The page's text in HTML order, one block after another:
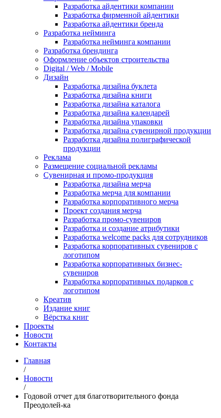
Разработка айдентики компании
Разработка фирменной айдентики
Разработка айдентики бренда
Разработка нейминга
Разработка нейминга компании
Разработка брендинга
Оформление объектов строительства
Digital / Web / Mobile
Дизайн
Разработка дизайна буклета
Разработка дизайна книги
Разработка дизайна каталога
Разработка дизайна календарей
Разработка дизайна упаковки
Разработка дизайна сувенирной продукции
Разработка дизайна полиграфической
продукции
Реклама
Размещение социальной рекламы
Сувенирная и промо-продукция
Разработка дизайна мерча
Разработка мерча для компании
Разработка корпоративного мерча
Проект создания мерча
Разработка промо-сувениров
Разработка и создание атрибутики
Разработка welcome packs для сотрудников
Разработка корпоративных сувениров с
логотипом
Разработка корпоративных бизнес-
сувениров
Разработка корпоративных подарков с
логотипом
Креатив
Издание книг
Вёрстка книг
Проекты
Новости
Контакты
Главная
/
Новости
/
Годовой отчет для благотворительного фонда
Преодолей-ка